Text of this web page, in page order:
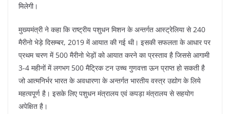
मिलेगी।
मुख्यमंत्री ने कहा कि राष्ट्रीय पशुधन मिशन के अन्तर्गत आस्ट्रेलिया से 240
मैरीनो भेड़े दिसम्बर, 2019 में आयात की गई थी। इसकी सफलता के आधार पर
प्रथम चरण में 500 मैरीनो भेड़ों को आयात करने का प्रस्ताव है जिससे आगामी
3-4 महीनों में लगभग 500 मैट्रिक टन उच्च गुणवत्ता ऊन प्राप्त हो सकती है
जो आत्मनिर्भर भारत के अवधारणा के अन्तर्गत भारतीय वस्त्र उद्योग के लिये
महत्वपूर्ण है। इसके लिए पशुधन मंत्रालय एवं कपड़ा मंत्रालय से सहयोग
अपेक्षित है।